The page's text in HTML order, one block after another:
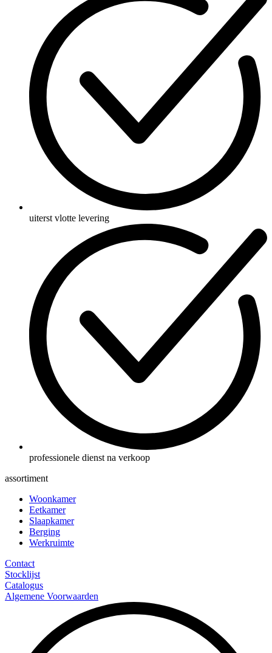
uiterst vlotte levering
professionele dienst na verkoop
assortiment
Woonkamer
Eetkamer
Slaapkamer
Berging
Werkruimte
Contact
Stocklijst
Catalogus
Algemene Voorwaarden